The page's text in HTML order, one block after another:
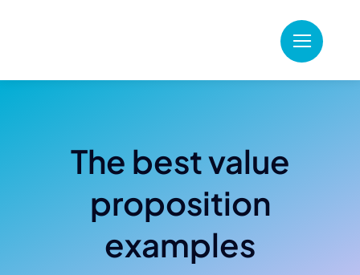
The best value
proposition
examples